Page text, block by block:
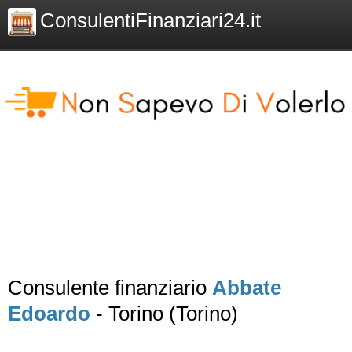
ConsulentiFinanziari24.it
Consulente finanziario Abbate
Edoardo - Torino (Torino)